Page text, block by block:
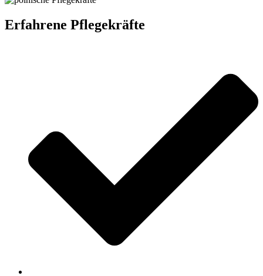
Erfahrene Pflegekräfte